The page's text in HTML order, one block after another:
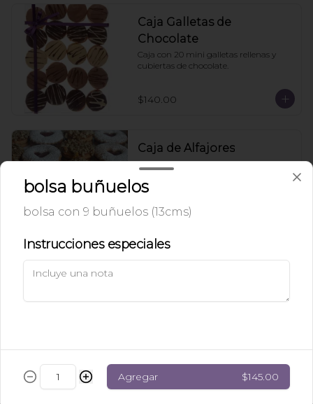
Caja Galletas de
Chocolate
Caja con 20 mini galletas rellenas y
cubiertas de chocolate.
$140.00
Caja de Alfajores
Caja con mini alfajores rellenos de
que contiene: galletas nane, alfajores
$320.00
bolsa buñuelos
bolsa con 9 buñuelos (13cms)
Instrucciones especiales
Agregar $145.00